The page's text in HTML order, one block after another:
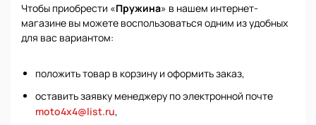
Чтобы приобрести «Пружина» в нашем интернет-
магазине вы можете воспользоваться одним из удобных
для вас вариантом:
положить товар в корзину и оформить заказ,
оставить заявку менеджеру по электронной почте
moto4x4@list.ru,